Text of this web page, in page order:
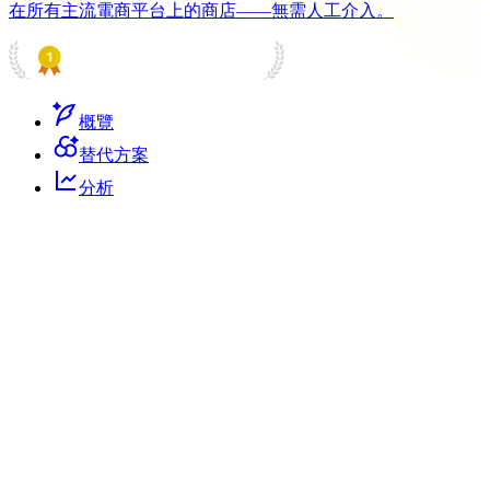
在所有主流電商平台上的商店——無需人工介入。
概覽
替代方案
分析